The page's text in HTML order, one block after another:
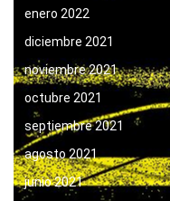
enero 2022
diciembre 2021
noviembre 2021
octubre 2021
septiembre 2021
agosto 2021
junio 2021